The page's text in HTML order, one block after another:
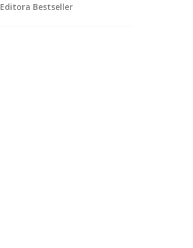
Editora Bestseller